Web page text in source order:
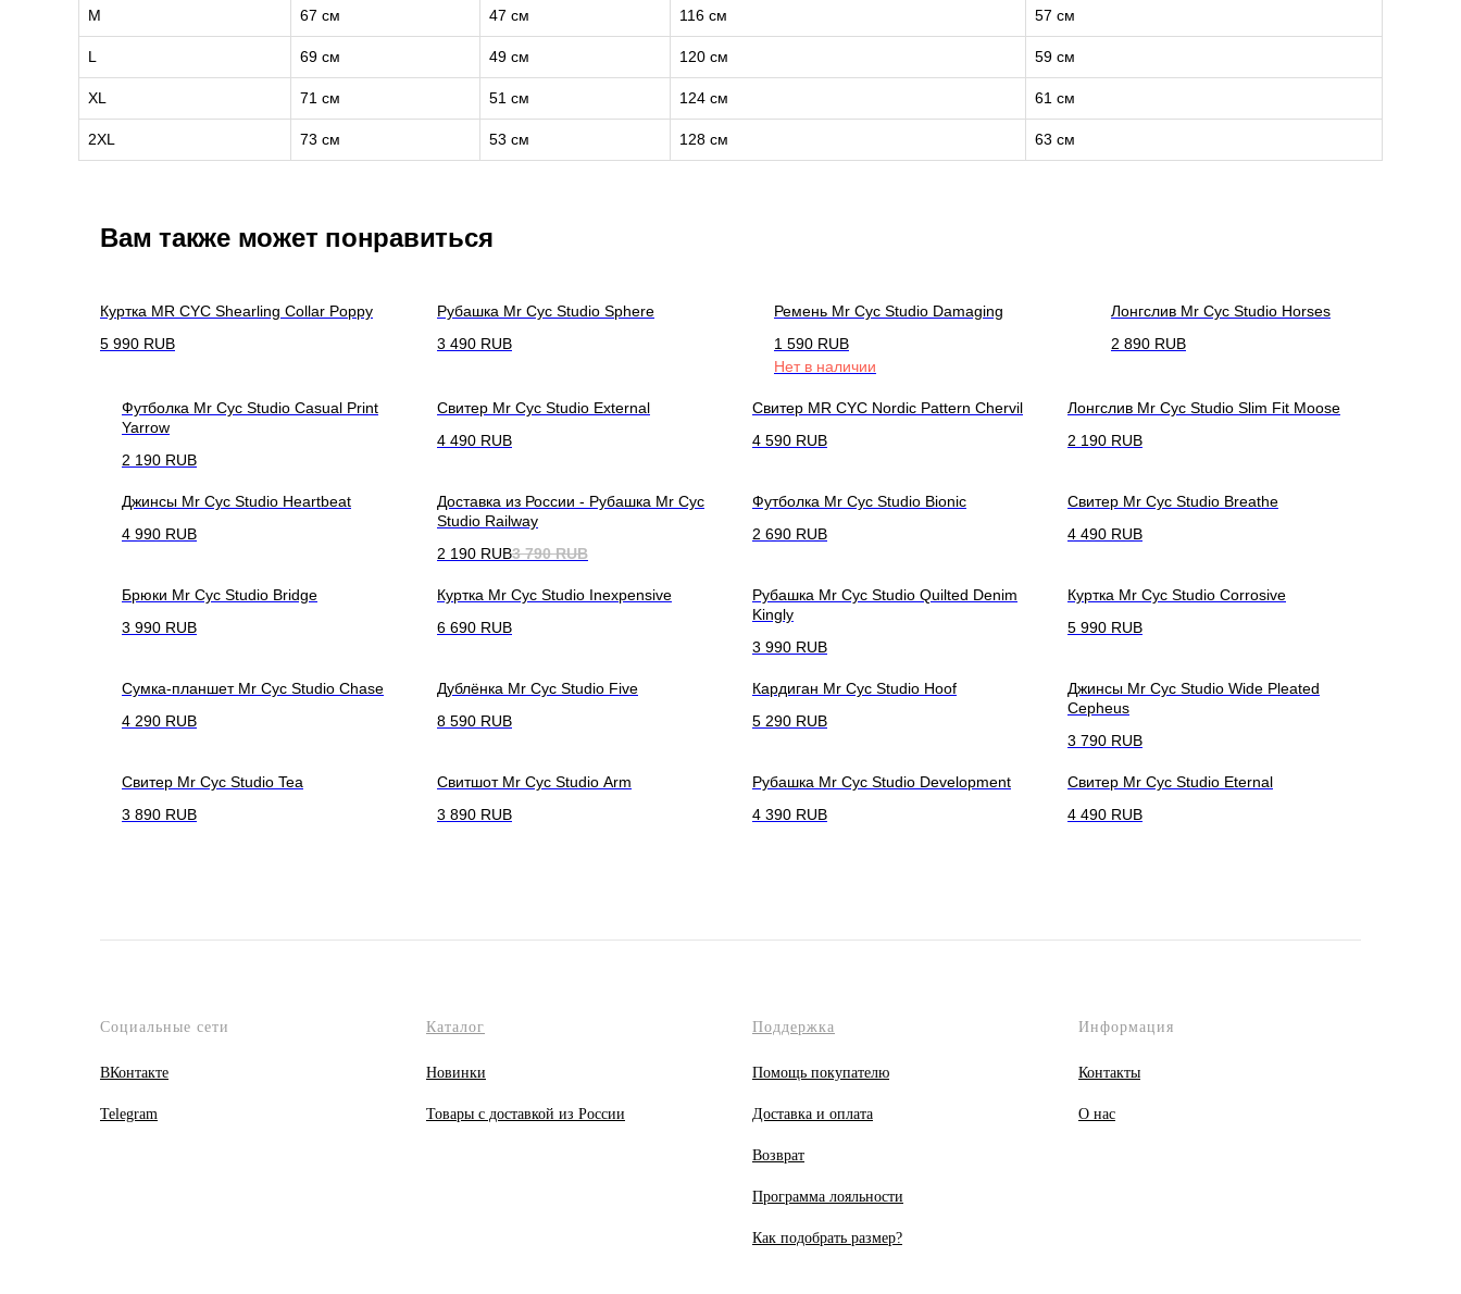
M 67 см 47 см 116 см 57 см
L 69 см 49 см 120 см 59 см
XL 71 см 51 см 124 см 61 см
2XL 73 см 53 см 128 см 63 см
Вам также может понравиться
Куртка MR CYC Shearling Collar Poppy
5 990 RUB
Рубашка Mr Cyc Studio Sphere
3 490 RUB
Ремень Mr Cyc Studio Damaging
1 590 RUB
Нет в наличии
Лонгслив Mr Cyc Studio Horses
2 890 RUB
Футболка Mr Cyc Studio Casual Print
Yarrow
2 190 RUB
Свитер Mr Cyc Studio External
4 490 RUB
Свитер MR CYC Nordic Pattern Chervil
4 590 RUB
Лонгслив Mr Cyc Studio Slim Fit Moose
2 190 RUB
Джинсы Mr Cyc Studio Heartbeat
4 990 RUB
Доставка из России - Рубашка Mr Cyc
Studio Railway
2 190 RUB3 790 RUB
Футболка Mr Cyc Studio Bionic
2 690 RUB
Свитер Mr Cyc Studio Breathe
4 490 RUB
Брюки Mr Cyc Studio Bridge
3 990 RUB
Куртка Mr Cyc Studio Inexpensive
6 690 RUB
Рубашка Mr Cyc Studio Quilted Denim
Kingly
3 990 RUB
Куртка Mr Cyc Studio Corrosive
5 990 RUB
Сумка-планшет Mr Cyc Studio Chase
4 290 RUB
Дублёнка Mr Cyc Studio Five
8 590 RUB
Кардиган Mr Cyc Studio Hoof
5 290 RUB
Джинсы Mr Cyc Studio Wide Pleated
Cepheus
3 790 RUB
Свитер Mr Cyc Studio Tea
3 890 RUB
Свитшот Mr Cyc Studio Arm
3 890 RUB
Рубашка Mr Cyc Studio Development
4 390 RUB
Свитер Mr Cyc Studio Eternal
4 490 RUB
Социальные сети
ВКонтакте
Telegram
Каталог
Новинки
Товары с доставкой из России
Поддержка
Помощь покупателю
Доставка и оплата
Возврат
Программа лояльности
Как подобрать размер?
Информация
Контакты
О нас